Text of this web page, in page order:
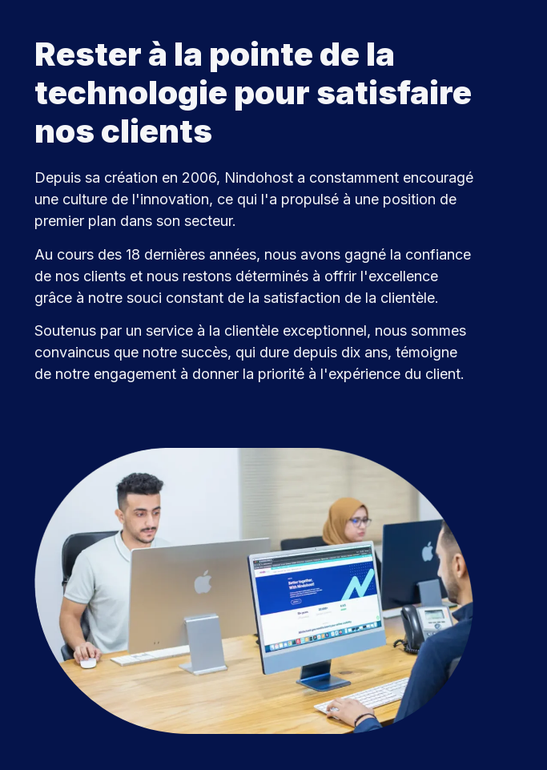
Rester à la pointe de la
technologie pour satisfaire
nos clients
Depuis sa création en 2006, Nindohost a constamment encouragé
une culture de l'innovation, ce qui l'a propulsé à une position de
premier plan dans son secteur.
Au cours des 18 dernières années, nous avons gagné la confiance
de nos clients et nous restons déterminés à offrir l'excellence
grâce à notre souci constant de la satisfaction de la clientèle.
Soutenus par un service à la clientèle exceptionnel, nous sommes
convaincus que notre succès, qui dure depuis dix ans, témoigne
de notre engagement à donner la priorité à l'expérience du client.